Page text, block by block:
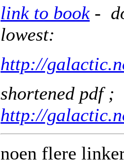
link to book-
lowest:
http://
shortened pdf ;
http://
noen flere